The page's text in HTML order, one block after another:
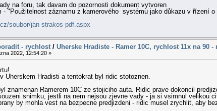
na foru, tak davam do pozornosti dokument vytvoren
- "Použitelnost záznamu z kamerového systému jako důkazu v řízení o
soubor/jan-strakos-pdf.aspx
- rychlost/ Uherske Hradiste - Ramer 10C, rychlost 11x na 90
2022, 12:54:20 »
Uherskem Hradisti a tentokrat byl ridic stotoznen.
znamenan Ramerem 10C ze stojiciho auta. Ridic prave dokoncil
snimku, jestli na nem nejsou zjevne vady - ja si vsimnul velikou
by mohla vest na bezpecne predjizdeni - ridic musel zrychlit, aby